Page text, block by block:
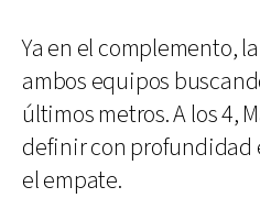
Ya en el complemento,
ambos equipos
últimos metros. A los 4,
definir con profundidad
el empate.